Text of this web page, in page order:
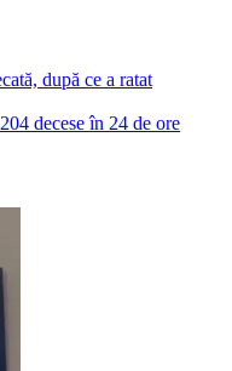
după ce a ratat
decese în 24 de ore